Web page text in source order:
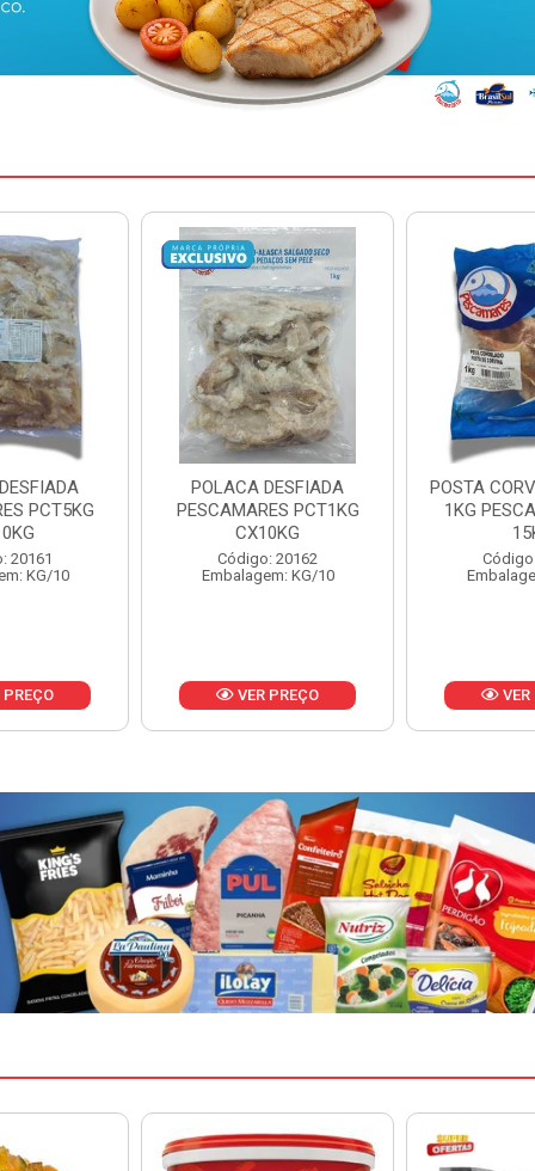
PCT1KG
20162
KG/10
PREÇO
POSTA CORVINA PACOTE
1KG PESCAMARES CX
15KG
Código: 22469
Embalagem: KG/15
VER PREÇO VER